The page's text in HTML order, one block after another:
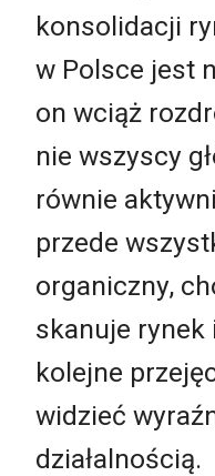
konsolidacji
w Polsce jest
on wciąż
nie wszyscy
równie
przede
organiczny,
skanuje
kolejne
widzieć
działalnością.